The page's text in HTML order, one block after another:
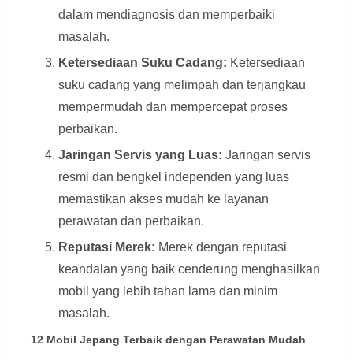
dalam mendiagnosis dan memperbaiki
masalah.
Ketersediaan Suku Cadang: Ketersediaan
suku cadang yang melimpah dan terjangkau
mempermudah dan mempercepat proses
perbaikan.
Jaringan Servis yang Luas: Jaringan servis
resmi dan bengkel independen yang luas
memastikan akses mudah ke layanan
perawatan dan perbaikan.
Reputasi Merek: Merek dengan reputasi
keandalan yang baik cenderung menghasilkan
mobil yang lebih tahan lama dan minim
masalah.
12 Mobil Jepang Terbaik dengan Perawatan Mudah